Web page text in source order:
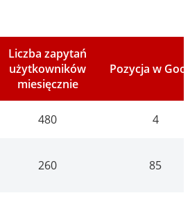
Liczba zapytań
użytkowników
miesięcznie
Pozycja w
480 4
260 85